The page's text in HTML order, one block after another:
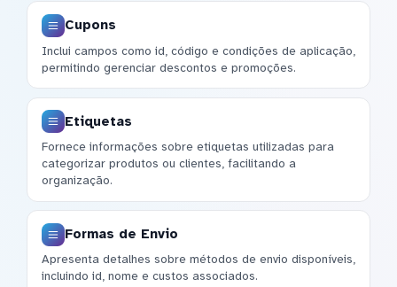
Cupons
Inclui campos como id, código e condições de aplicação,
permitindo gerenciar descontos e promoções.
Etiquetas
Fornece informações sobre etiquetas utilizadas para
categorizar produtos ou clientes, facilitando a
organização.
Formas de Envio
Apresenta detalhes sobre métodos de envio disponíveis,
incluindo id, nome e custos associados.